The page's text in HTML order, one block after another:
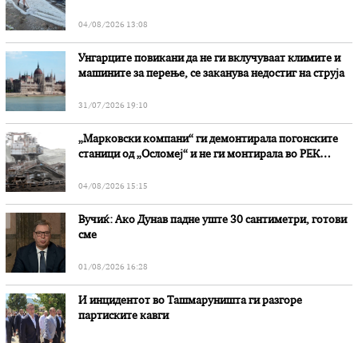
04/08/2026 13:08
Унгарците повикани да не ги вклучуваат климите и
машините за перење, се заканува недостиг на струја
31/07/2026 19:10
„Марковски компани“ ги демонтирала погонските
станици од „Осломеј“ и не ги монтирала во РЕК
04/08/2026 15:15
Вучиќ: Ако Дунав падне уште 30 сантиметри, готови
сме
01/08/2026 16:28
И инцидентот во Ташмаруништa ги разгоре
партиските кавги